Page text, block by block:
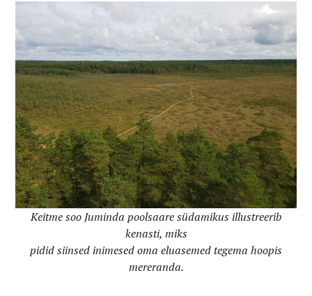
Keitme soo Juminda poolsaare südamikus illustreerib
kenasti, miks
pidid siinsed inimesed oma eluasemed tegema hoopis
mereranda.